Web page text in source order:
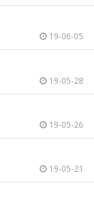
19-06-05
19-05-28
19-05-26
19-05-21